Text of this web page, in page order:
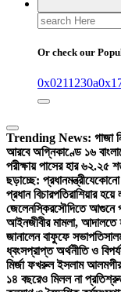
Search
for:
Or check our
0x0211230a
Trending News: গাজা
আরবে অগ্নিকাণ্ডে ১৬
পরীক্ষায় পাসের হার ৬২.২৫
ছড়াচ্ছে: প্রধানমন্ত্রীযেকোনো
প্রধান বিচারপতিরাশিয়ার
জেলেনস্কিরসৌদিতে আগুনে
আইনজীবীর মামলা, আদালতে
জানালেন বাফুফে সভাপতি
ধ্বংসপ্রাপ্ত অর্থনীতি ও
মির্জা ফখরুল ইসলাম আলমগীর
১৪ বছরেও মিলল না